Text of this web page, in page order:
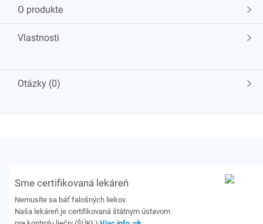
O produkte
Vlastnosti
Otázky (0)
Sme certifikovaná lekáreň
Nemusíte sa báť falošných liekov.
Naša lekáreň je certifikovaná štátnym ústavom